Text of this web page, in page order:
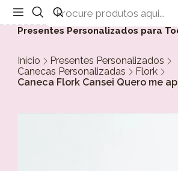
Presentes Personalizados para
Início
Presentes Personalizados
Canecas Personalizadas
Flork
Caneca Flork Cansei Quero me